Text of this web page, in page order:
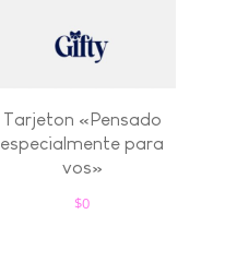
Tarjeton «Pensado
especialmente para
vos»
$0